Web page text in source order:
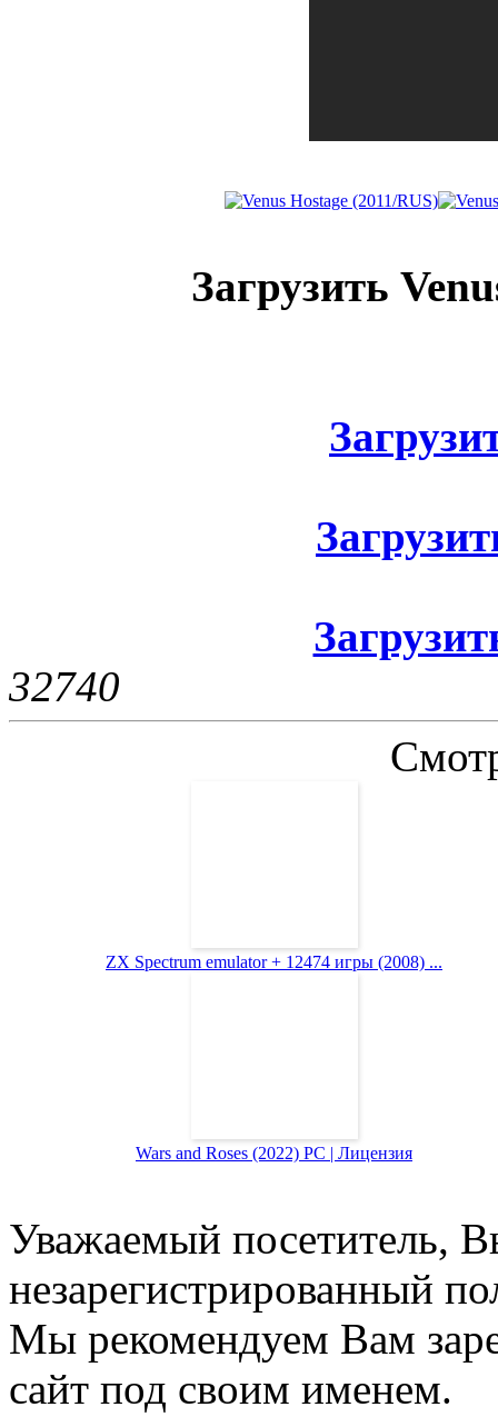
Загрузить
32740
ZX Spectrum emulator + 12474 игры (2008) ...
Wars and Roses (2022) PC | Лицензия
Уважаемый посетитель,
незарегистрированный
Мы рекомендуем Вам
сайт под своим именем.